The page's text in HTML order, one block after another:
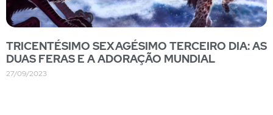
TRICENTÉSIMO SEXAGÉSIMO TERCEIRO DIA: AS
DUAS FERAS E A ADORAÇÃO MUNDIAL
27/09/2023